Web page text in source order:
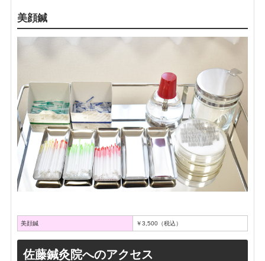
美顔鍼
美顔鍼 ￥3,500（税込）
佐藤鍼灸院へのアクセス